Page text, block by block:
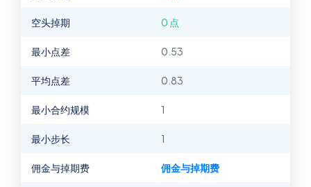
空头掉期 0 点
最小点差 0.53
平均点差 0.83
最小合约规模 1
最小步长 1
佣金与掉期费 佣金与掉期费